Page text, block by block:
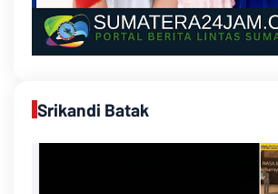
Srikandi Batak